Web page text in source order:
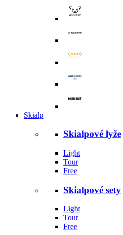
Skialp
Skialpové lyže
Light
Tour
Free
Skialpové sety
Light
Tour
Free